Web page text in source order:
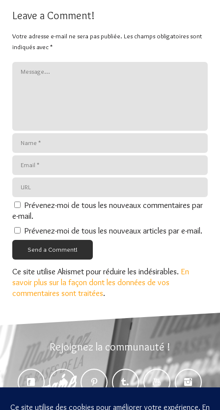
Leave a Comment!
Votre adresse e-mail ne sera pas publiée. Les champs obligatoires sont
indiqués avec*
Prévenez-moi de tous les nouveaux commentaires par
e-mail.
Prévenez-moi de tous les nouveaux articles par e-mail.
Send a Comment!
Ce site utilise Akismet pour réduire les indésirables. En
savoir plus sur la façon dont les données de vos
commentaires sont traitées.
Rejoignez la communauté !